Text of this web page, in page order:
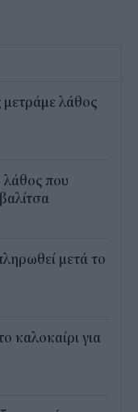
λάθος
που
μετά το
καλοκαίρι για